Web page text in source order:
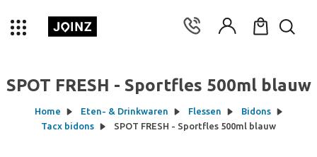
SPOT FRESH - Sportfles 500ml blauw
Home Eten- & Drinkwaren Flessen
Bidons
Tacx bidons
SPOT FRESH - Sportfles 500ml blauw